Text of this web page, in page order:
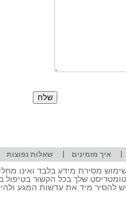
|איך מזמינים | שאלות נפוצות
מסירת מידע בלבד ואינו
שלך בכל הקשור
יש להסיר מיד את עדשות המגע